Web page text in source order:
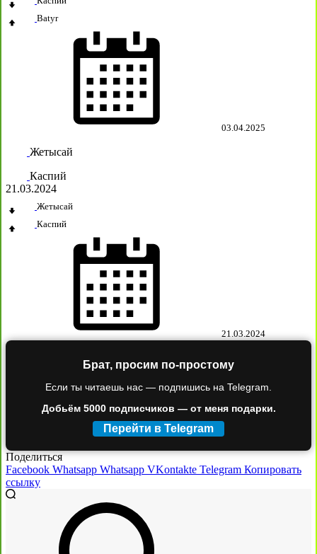
Batyr
03.04.2025
Жетысай
Каспий
21.03.2024
Жетысай
Каспий
21.03.2024
Брат, просим по-простому
Если ты читаешь нас — подпишись на Telegram.
Добьём 5000 подписчиков — от меня подарки.
Перейти в Telegram
Поделиться
Facebook Whatsapp Whatsapp VKontakte Telegram Копировать
ссылку